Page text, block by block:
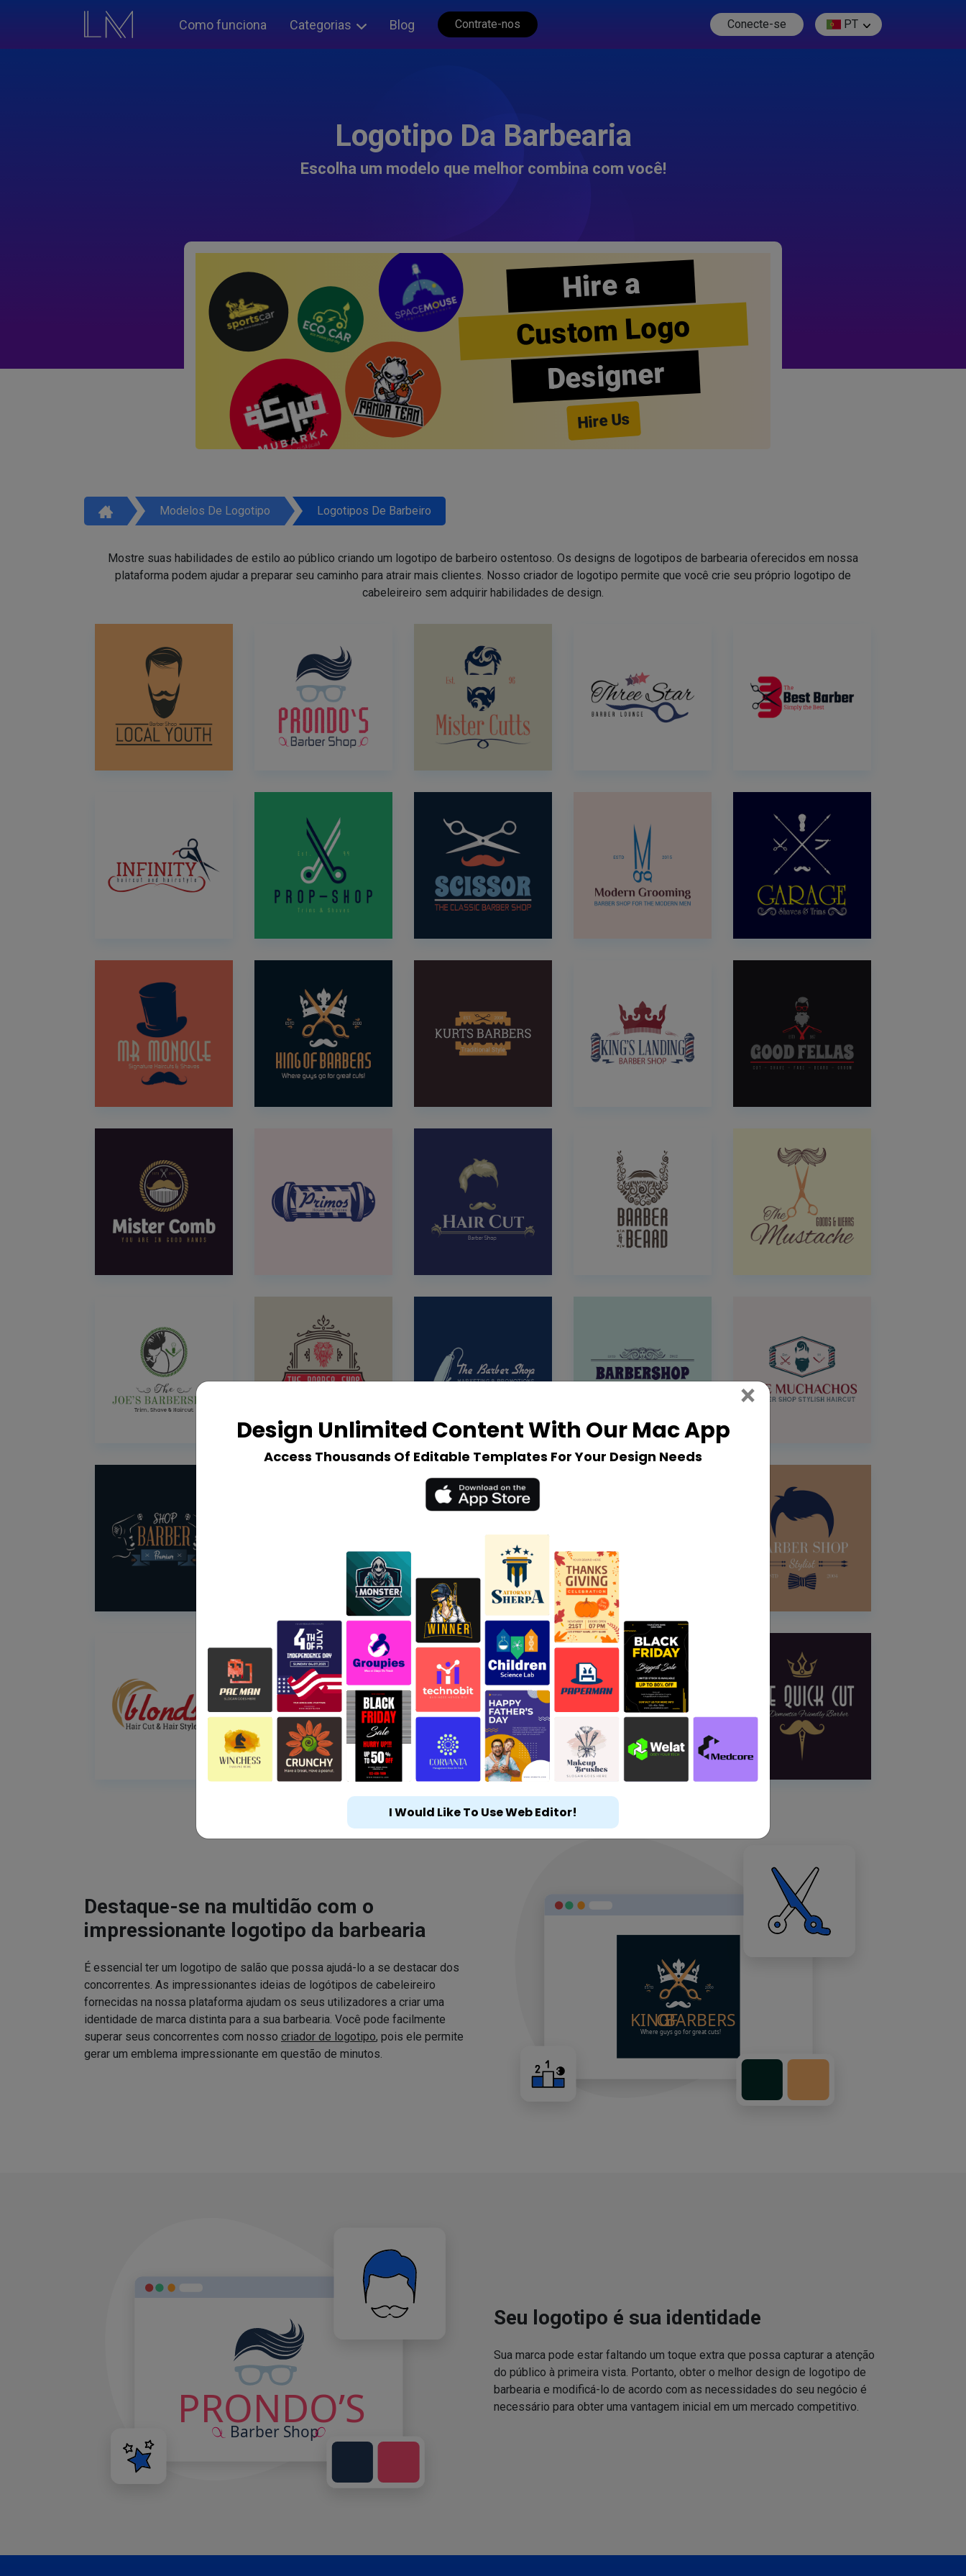
Como funciona Categorias Blog Contrate-nos Conecte-se PT
Logotipo Da Barbearia
Escolha um modelo que melhor combina com você!
Hire a
Custom Logo
Designer
Hire Us
Modelos De Logotipo Logotipos De Barbeiro
Mostre suas habilidades de estilo ao público criando um logotipo de barbeiro ostentoso. Os designs de logotipos de barbearia oferecidos em nossa
plataforma podem ajudar a preparar seu caminho para atrair mais clientes. Nosso criador de logotipo permite que você crie seu próprio logotipo de
cabeleireiro sem adquirir habilidades de design.
Destaque-se na multidão com o
impressionante logotipo da barbearia
É essencial ter um logotipo de salão que possa ajudá-lo a se destacar dos
concorrentes. As impressionantes ideias de logótipos de cabeleireiro
fornecidas na nossa plataforma ajudam os seus utilizadores a criar uma
identidade de marca distinta para a sua barbearia. Você pode facilmente
superar seus concorrentes com nosso criador de logotipo, pois ele permite
gerar um emblema impressionante em questão de minutos.
Seu logotipo é sua identidade
Sua marca pode estar faltando um toque extra que possa capturar a atenção
do público à primeira vista. Portanto, obter o melhor design de logotipo de
barbearia e modificá-lo de acordo com as necessidades do seu negócio é
necessário para obter uma vantagem inicial em um mercado competitivo.
Design Unlimited Content With Our Mac App
Access Thousands Of Editable Templates For Your Design Needs
× Close
I Would Like To Use Web Editor!